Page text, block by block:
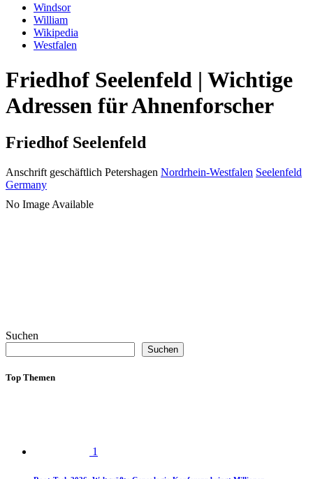
Windsor
William
Wikipedia
Westfalen
Friedhof Seelenfeld | Wichtige
Adressen für Ahnenforscher
Friedhof Seelenfeld
Anschrift geschäftlich Petershagen Nordrhein-Westfalen Seelenfeld
Germany
No Image Available
Suchen
Suchen
Top Themen
1